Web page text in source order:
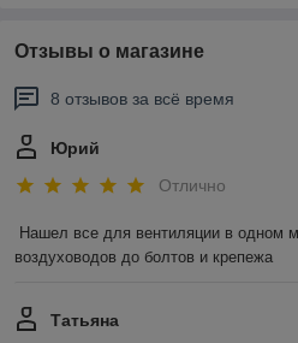
Отзывы о магазине
8 отзывов за всё время
Юрий
Отлично
Нашел все для вентиляции в одном
воздуховодов до болтов и крепежа
Татьяна